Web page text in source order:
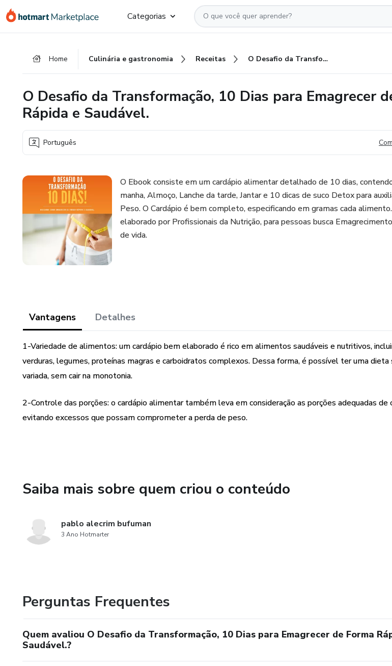
para
para
para
Categorias
Home Culinária e gastronomia Receitas O Desafio da Transformação, 10 Dias para Emagrecer de Forma Rápida e Saudável.
O Desafio da Transformação, 10 Dias para Emagrecer
Rápida e Saudável.
Português
O Ebook consiste em um cardápio alimentar detalhado de 10 dias,
manha, Almoço, Lanche da tarde, Jantar e 10 dicas de suco Detox para
Peso. O Cardápio é bem completo, especificando em gramas cada
elaborado por Profissionais da Nutrição, para pessoas busca
de vida.
Vantagens Detalhes
1-Variedade de alimentos: um cardápio bem elaborado é rico em alimentos saudáveis e nutritivos,
verduras, legumes, proteínas magras e carboidratos complexos. Dessa forma, é possível ter uma dieta
variada, sem cair na monotonia.
2-Controle das porções: o cardápio alimentar também leva em consideração as porções adequadas de
evitando excessos que possam comprometer a perda de peso.
Saiba mais sobre quem criou o conteúdo
pablo alecrim bufuman
3 Ano Hotmarter
Perguntas Frequentes
Quem avaliou O Desafio da Transformação, 10 Dias para Emagrecer de Forma
Saudável.?